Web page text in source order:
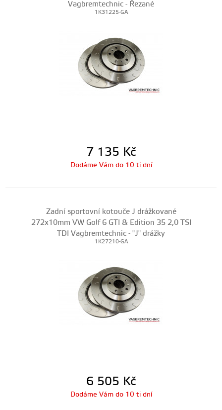
Vagbremtechnic - Řezané
1K31225-GA
7 135 Kč
Dodáme Vám do 10 ti dní
Zadní sportovní kotouče J drážkované
272x10mm VW Golf 6 GTI & Edition 35 2,0 TSI
TDI Vagbremtechnic - "J" drážky
1K27210-GA
6 505 Kč
Dodáme Vám do 10 ti dní